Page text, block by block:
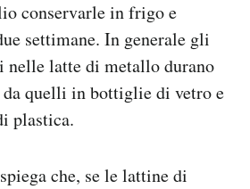
conservarle in frigo e
settimane. In generale gli
nelle latte di metallo durano
quelli in bottiglie di vetro e
plastica.
spiega che, se le lattine di